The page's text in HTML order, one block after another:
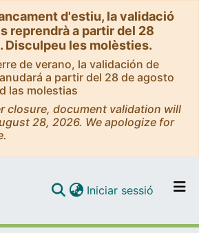
d'estiu, la validació
reprendrà a partir del 28
Disculpeu les molèsties.
de verano, la validación de
a partir del 28 de agosto
las molestias
closure, document validation will
28, 2026. We apologize for
Iniciar sessió (current)